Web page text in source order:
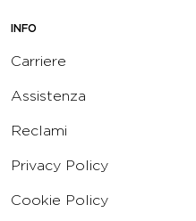
INFO
Carriere
Assistenza
Reclami
Privacy Policy
Cookie Policy